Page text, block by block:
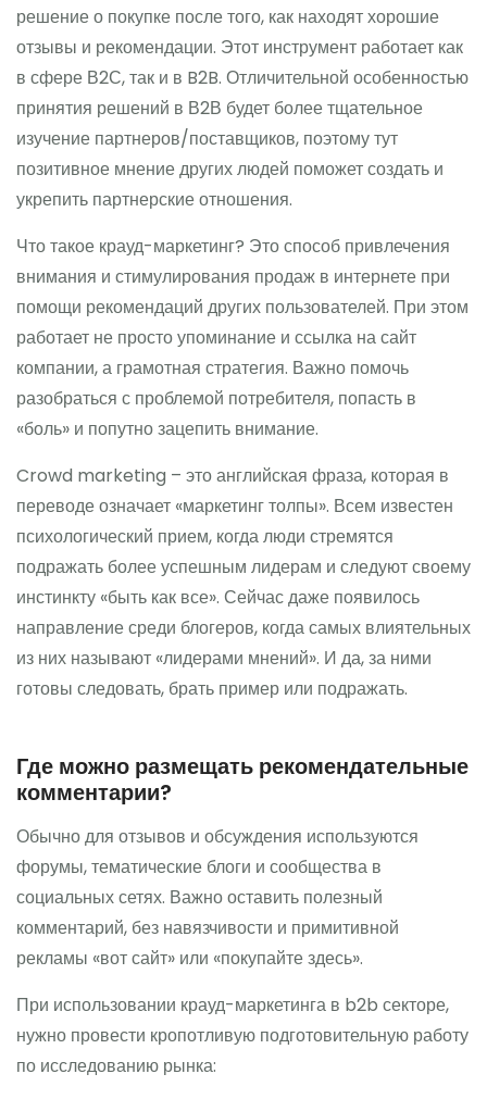
решение о покупке после того, как находят хорошие
отзывы и рекомендации. Этот инструмент работает как
в сфере В2С, так и в B2B. Отличительной особенностью
принятия решений в В2В будет более тщательное
изучение партнеров/поставщиков, поэтому тут
позитивное мнение других людей поможет создать и
укрепить партнерские отношения.
Что такое крауд-маркетинг? Это способ привлечения
внимания и стимулирования продаж в интернете при
помощи рекомендаций других пользователей. При этом
работает не просто упоминание и ссылка на сайт
компании, а грамотная стратегия. Важно помочь
разобраться с проблемой потребителя, попасть в
«боль» и попутно зацепить внимание.
Crowd marketing – это английская фраза, которая в
переводе означает «маркетинг толпы». Всем известен
психологический прием, когда люди стремятся
подражать более успешным лидерам и следуют своему
инстинкту «быть как все». Сейчас даже появилось
направление среди блогеров, когда самых влиятельных
из них называют «лидерами мнений». И да, за ними
готовы следовать, брать пример или подражать.
Где можно размещать рекомендательные
комментарии?
Обычно для отзывов и обсуждения используются
форумы, тематические блоги и сообщества в
социальных сетях. Важно оставить полезный
комментарий, без навязчивости и примитивной
рекламы «вот сайт» или «покупайте здесь».
При использовании крауд-маркетинга в b2b секторе,
нужно провести кропотливую подготовительную работу
по исследованию рынка: